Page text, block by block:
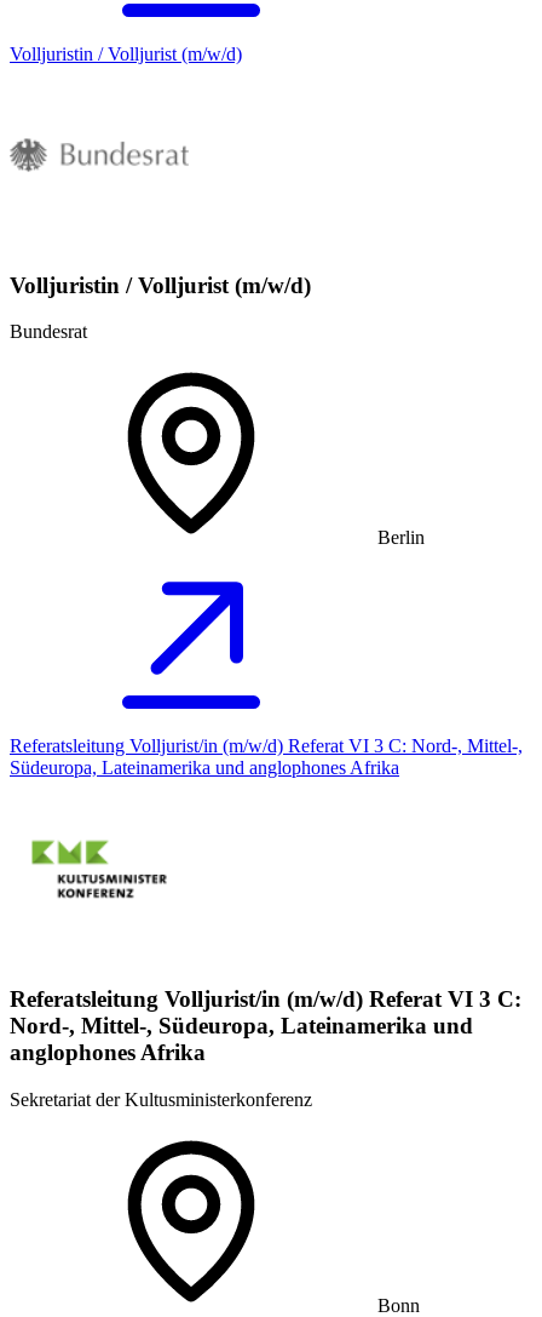
Volljuristin / Volljurist (m/w/d)
Volljuristin / Volljurist (m/w/d)
Bundesrat
Berlin
Referatsleitung Volljurist/in (m/w/d) Referat VI 3 C: Nord-, Mittel-,
Südeuropa, Lateinamerika und anglophones Afrika
Referatsleitung Volljurist/in (m/w/d) Referat VI 3 C:
Nord-, Mittel-, Südeuropa, Lateinamerika und
anglophones Afrika
Sekretariat der Kultusministerkonferenz
Bonn